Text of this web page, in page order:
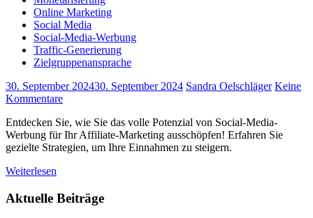
Online Marketing
Social Media
Social-Media-Werbung
Traffic-Generierung
Zielgruppenansprache
30. September 202430. September 2024 Sandra Oelschläger Keine
Kommentare
Entdecken Sie, wie Sie das volle Potenzial von Social-Media-
Werbung für Ihr Affiliate-Marketing ausschöpfen! Erfahren Sie
gezielte Strategien, um Ihre Einnahmen zu steigern.
Weiterlesen
Aktuelle Beiträge